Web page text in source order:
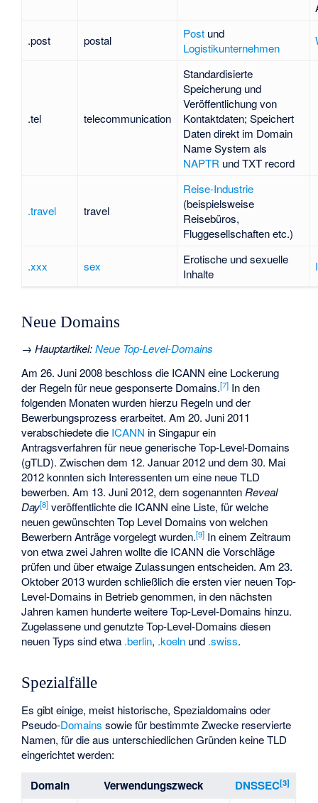
.post postal Postund
Logistikunternehmen
.tel telecommunication
Standardisierte
Speicherung und
Veröffentlichung von
Kontaktdaten; Speichert
Daten direkt im Domain
Name System als
NAPTR undTXTrecord
.travel travel
Reise-Industrie
(beispielsweise
Reisebüros,
Fluggesellschaften etc.)
.xxx sex
Erotische und sexuelle
Inhalte
Neue Domains
→Hauptartikel:Neue Top-Level-Domains
Am 26. Juni 2008 beschloss die ICANN eine Lockerung
der Regeln für neue gesponserte Domains.[7] In den
folgenden Monaten wurden hierzu Regeln und der
Bewerbungsprozess erarbeitet. Am 20. Juni 2011
verabschiedete die ICANN in Singapur ein
Antragsverfahren für neue generische Top-Level-Domains
(gTLD). Zwischen dem 12. Januar 2012 und dem 30. Mai
2012 konnten sich Interessenten um eine neue TLD
bewerben. Am 13. Juni 2012, dem sogenanntenReveal
Day[8] veröffentlichte die ICANN eine Liste, für welche
neuen gewünschten Top Level Domains von welchen
Bewerbern Anträge vorgelegt wurden.[9] In einem Zeitraum
von etwa zwei Jahren wollte die ICANN die Vorschläge
prüfen und über etwaige Zulassungen entscheiden. Am 23.
Oktober 2013 wurden schließlich die ersten vier neuen Top-
Level-Domains in Betrieb genommen, in den nächsten
Jahren kamen hunderte weitere Top-Level-Domains hinzu.
Zugelassene und genutzte Top-Level-Domains diesen
neuen Typs sind etwa .berlin, .koeln und .swiss.
Spezialfälle
Es gibt einige, meist historische, Spezialdomains oder
Pseudo-Domains sowie für bestimmte Zwecke reservierte
Namen, für die aus unterschiedlichen Gründen keine TLD
eingerichtet werden:
Domain Verwendungszweck DNSSEC[3]